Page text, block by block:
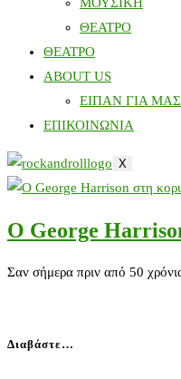
ΘΕΑΤΡΟ
ΘΕΑΤΡΟ
ABOUT US
ΕΙΠΑΝ ΓΙΑ
ΕΠΙΚΟΙΝΩΝΙΑ
X
Ο George
Σαν σήμερα πριν από 50
Διαβάστε…